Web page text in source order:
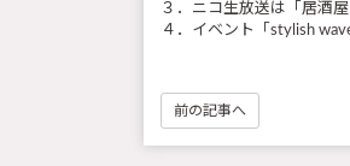
３．ニコ生放送は「居酒
４．イベント「stylish
前の記事へ